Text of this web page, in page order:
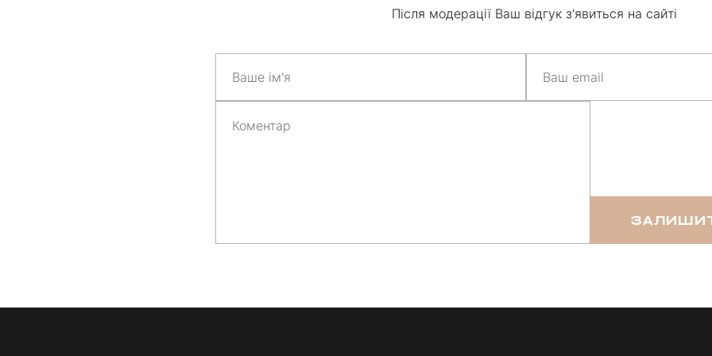
Після модерації Ваш відгук з'явиться на сайті